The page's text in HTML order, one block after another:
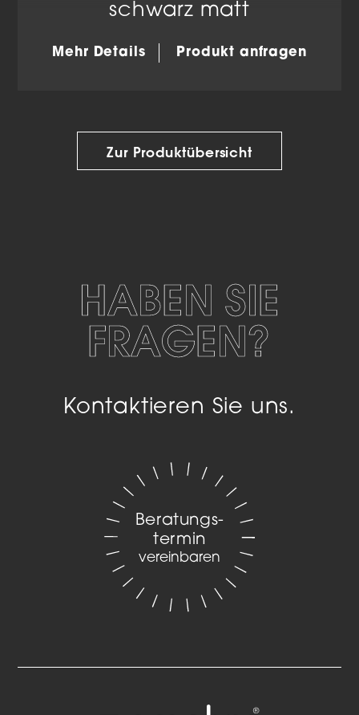
schwarz matt
Mehr Details Produkt anfragen
Zur Produktübersicht
HABEN SIE
FRAGEN?
Kontaktieren Sie uns.
Beratungs­
termin
vereinbaren